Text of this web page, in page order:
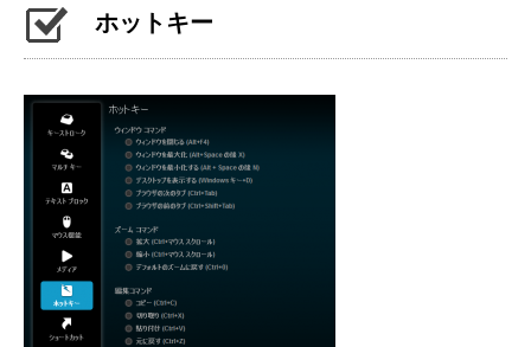
ホットキー